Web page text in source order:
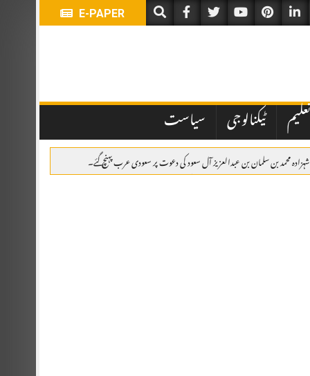
E-PAPER
تعلیم ٹیکنالوجی سیاست
محمد بن سلمان بن عبدالعزیز آل سعود کی دعوت پر سعودی عرب پہنچ گئے۔
کا مشیر برائے ابلاغِ عامہ مقرر کر دیا ہے۔